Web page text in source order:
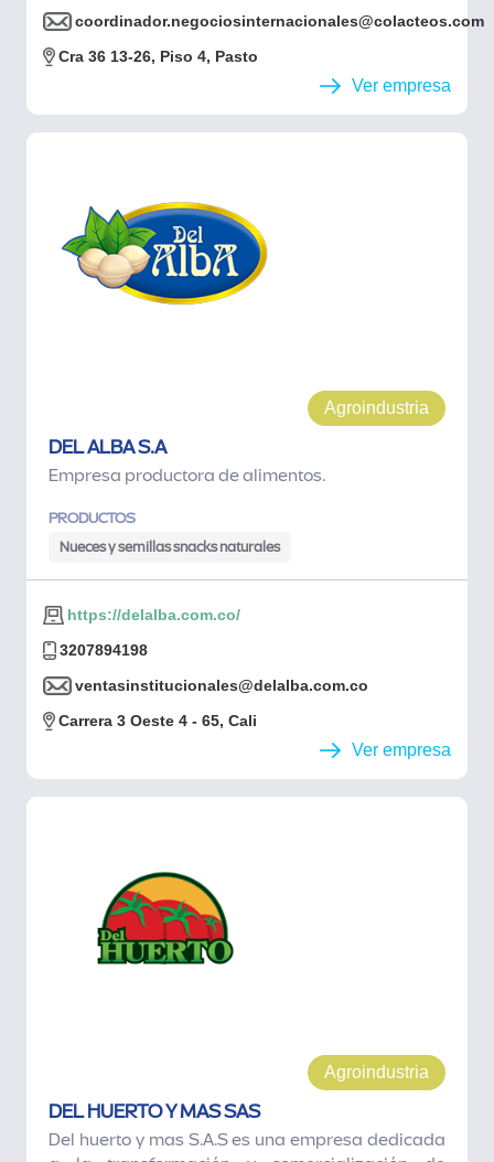
coordinador.negociosinternacionales@colacteos.com
Cra 36 13-26, Piso 4, Pasto
Ver empresa
Agroindustria
DEL ALBA S.A
Empresa productora de alimentos.
PRODUCTOS
Nueces y semillas snacks naturales
https://delalba.com.co/
3207894198
ventasinstitucionales@delalba.com.co
Carrera 3 Oeste 4 - 65, Cali
Ver empresa
Agroindustria
DEL HUERTO Y MAS SAS
Del huerto y mas S.A.S es una empresa dedicada